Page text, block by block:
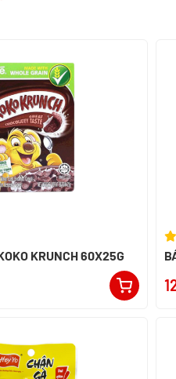
BÁNH ĂN SÁNG KOKO KRUNCH 60X25G